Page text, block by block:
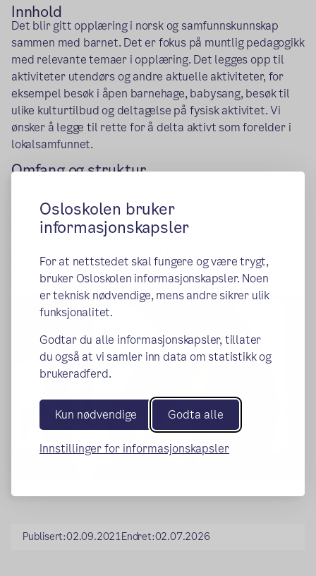
Osloskolen bruker
informasjonskapsler
For at nettstedet skal fungere og være trygt,
bruker Osloskolen informasjonskapsler. Noen
er teknisk nødvendige, mens andre sikrer ulik
funksjonalitet.
Godtar du alle informasjonskapsler, tillater
du også at vi samler inn data om statistikk og
brukeradferd.
Kun nødvendige Godta alle
Innstillinger for informasjonskapsler
Innhold
Det blir gitt opplæring i norsk og samfunnskunnskap
sammen med barnet. Det er fokus på muntlig pedagogikk
med relevante temaer i opplæring. Det legges opp til
aktiviteter utendørs og andre aktuelle aktiviteter, for
eksempel besøk i åpen barnehage, babysang, besøk til
ulike kulturtilbud og deltagelse på fysisk aktivitet. Vi
ønsker å legge til rette for å delta aktivt som forelder i
lokalsamfunnet.
Omfang og struktur
deltakere per kurs. Kurset er på fire skoletimer, to dager
per uke. Det telles åtte norsktimer for deltakere som
omfattes av introduksjonsloven og integreringsloven.
Kurs 2: tirsdager og onsdager kl. 10.00 – 14.00
Publisert:02.09.2021Endret:02.07.2026